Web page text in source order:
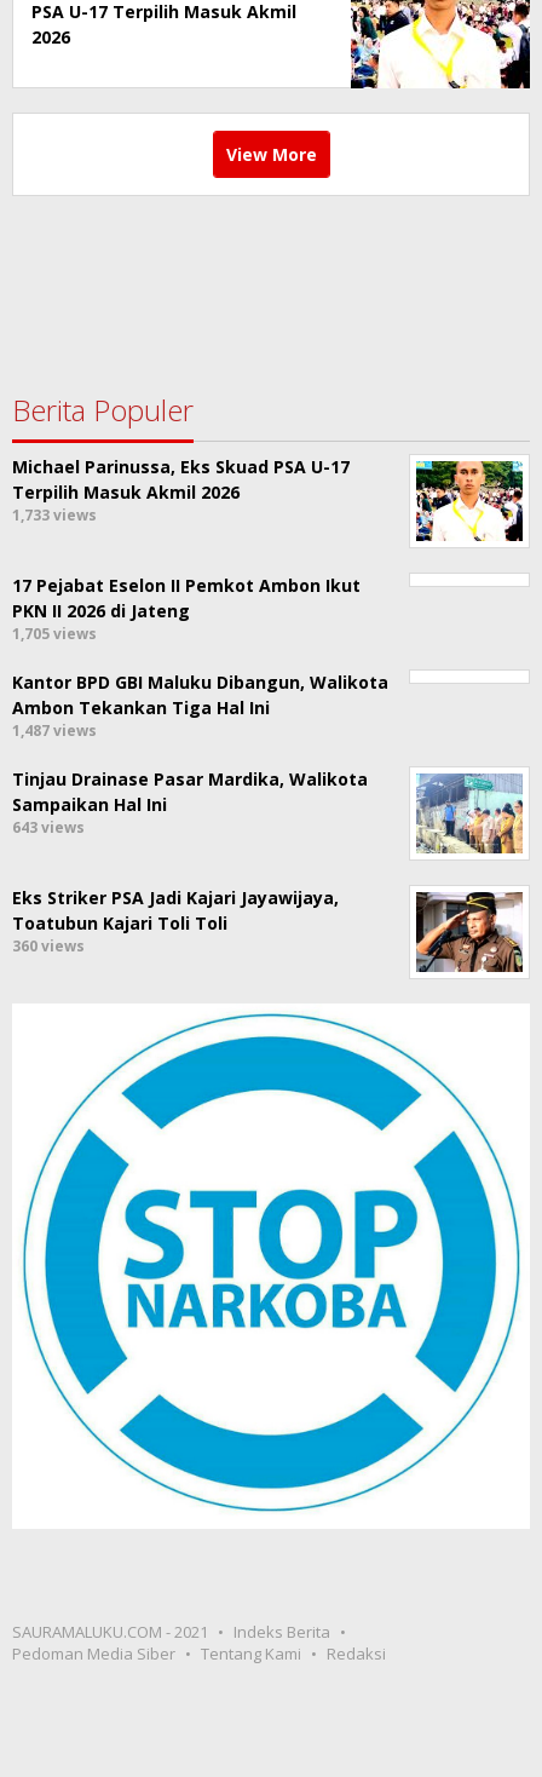
PSA U-17 Terpilih Masuk Akmil
2026
View More
Berita Populer
Michael Parinussa, Eks Skuad PSA U-17
Terpilih Masuk Akmil 2026
1,733 views
17 Pejabat Eselon II Pemkot Ambon Ikut
PKN II 2026 di Jateng
1,705 views
Kantor BPD GBI Maluku Dibangun, Walikota
Ambon Tekankan Tiga Hal Ini
1,487 views
Tinjau Drainase Pasar Mardika, Walikota
Sampaikan Hal Ini
643 views
Eks Striker PSA Jadi Kajari Jayawijaya,
Toatubun Kajari Toli Toli
360 views
SAURAMALUKU.COM - 2021
Indeks Berita
Pedoman Media Siber
Tentang Kami Redaksi